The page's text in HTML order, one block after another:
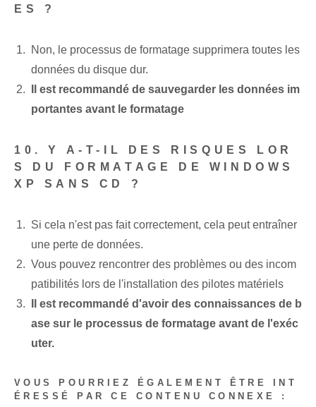
ES ?
Non, le processus de formatage supprimera toutes les
données du disque dur.
Il est recommandé de sauvegarder les données im
portantes avant le formatage
10. Y A-T-IL DES RISQUES LOR
S DU FORMATAGE DE WINDOWS
XP SANS CD ?
Si cela n'est pas fait correctement, cela peut entraîner
une perte de données.
Vous pouvez rencontrer des problèmes ou des incom
patibilités lors de l'installation des pilotes matériels
Il est recommandé d'avoir des connaissances de b
ase sur le processus de formatage avant de l'exéc
uter.
VOUS POURRIEZ ÉGALEMENT ÊTRE INT
ÉRESSÉ PAR CE CONTENU CONNEXE :